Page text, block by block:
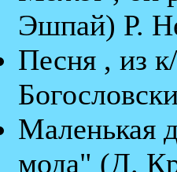
Эшпай) Р.
Песня , из
Маленькая
мода" (Д.